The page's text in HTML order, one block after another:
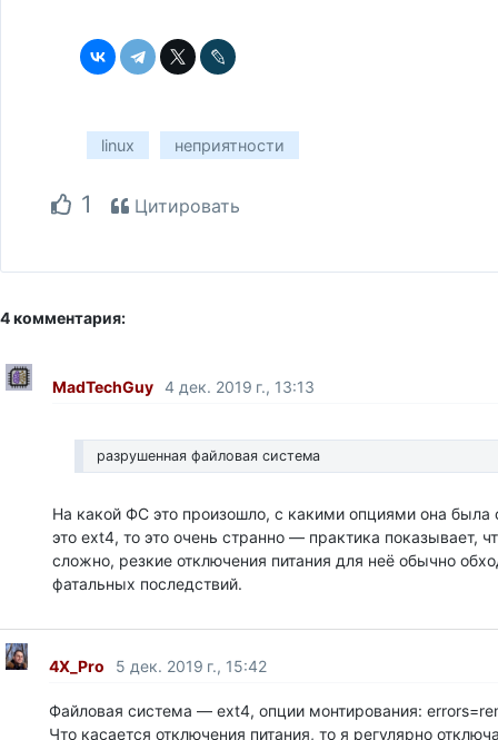
linux неприятности
1 Цитировать
4 комментария:
MadTechGuy 4 дек. 2019 г., 13:13
разрушенная файловая система
На какой ФС это произошло, с какими опциями она была
это ext4, то это очень странно — практика показывает,
сложно, резкие отключения питания для неё обычно
фатальных последствий.
4X_Pro 5 дек. 2019 г., 15:42
Файловая система — ext4, опции монтирования:
Что касается отключения питания, то я регулярно